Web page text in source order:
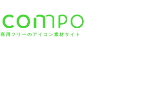
商用フリーのアイコン素材サイト